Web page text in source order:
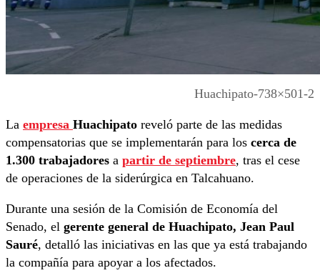
Huachipato-738×501-2
La empresa Huachipato reveló parte de las medidas
compensatorias que se implementarán para los cerca de
1.300 trabajadores a partir de septiembre, tras el cese
de operaciones de la siderúrgica en Talcahuano.
Durante una sesión de la Comisión de Economía del
Senado, el gerente general de Huachipato, Jean Paul
Sauré, detalló las iniciativas en las que ya está trabajando
la compañía para apoyar a los afectados.